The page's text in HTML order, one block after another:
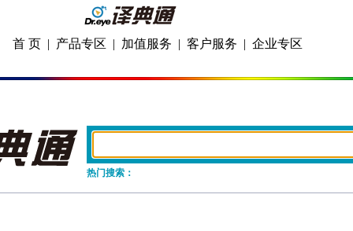
首 页 | 产品专区 | 加值服务 | 客户服务 | 企业专区
热门搜索：